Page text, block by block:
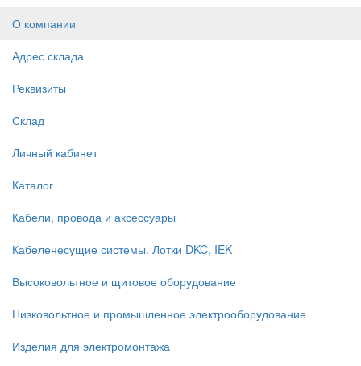
О компании
Адрес склада
Реквизиты
Склад
Личный кабинет
Каталог
Кабели, провода и аксессуары
Кабеленесущие системы. Лотки DKC, IEK
Высоковольтное и щитовое оборудование
Низковольтное и промышленное электрооборудование
Изделия для электромонтажа